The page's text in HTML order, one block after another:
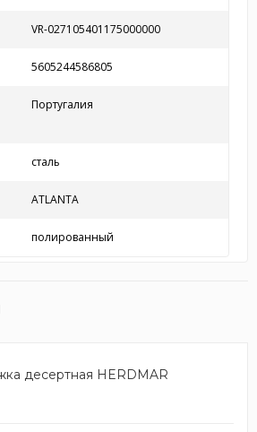
VR-027105401175000000
5605244586805
Португалия
сталь
ATLANTA
полированный
десертная HERDMAR